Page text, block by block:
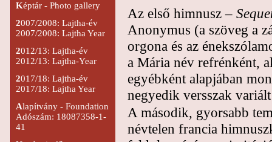
Képtár - Photo gallery
2007/2008: Lajtha-év
2007/2008: Lajtha Year
2012/13: Lajtha-év
2012/13: Lajtha-Year
2017/18: Lajtha-év
2017/18: Lajtha Year
Alapítvány - Foundation
Adószám: 18087358-1-
41
Az első himnusz –
Anonymus (a szöveg a
orgona és az
a Mária név refrénként,
egyébként alapjában
negyedik versszak
A második, gyorsabb
névtelen francia